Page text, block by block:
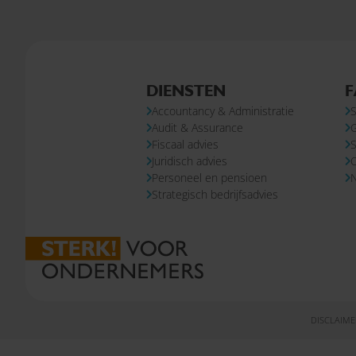
DIENSTEN
Accountancy & Administratie
Audit & Assurance
Fiscaal advies
Juridisch advies
Personeel en pensioen
Strategisch bedrijfsadvies